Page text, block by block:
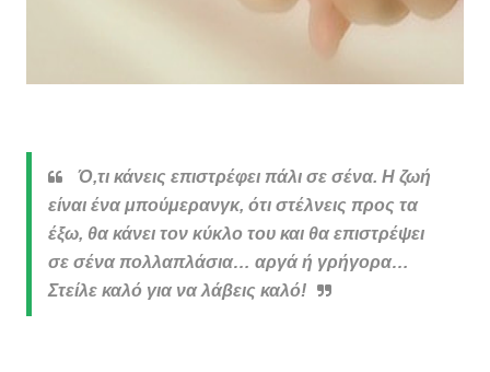
Ό,τι κάνεις επιστρέφει πάλι σε σένα. H ζωή
είναι ένα μπούμερανγκ, ότι στέλνεις προς τα
έξω, θα κάνει τον κύκλο του και θα επιστρέψει
σε σένα πολλαπλάσια… αργά ή γρήγορα…
Στείλε καλό για να λάβεις καλό!